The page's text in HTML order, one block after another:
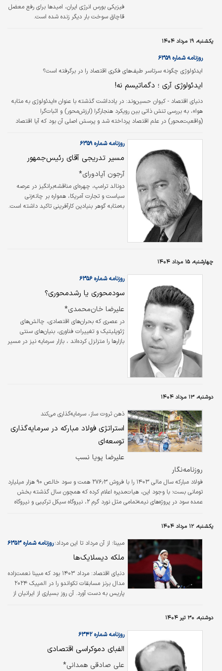
فیزیکی بورس انرژی ایران، امیدها برای رفع معضل
قاچاق سوخت بار دیگر زنده شده است.
یکشنبه، ۱۹ مرداد ۱۴۰۴
ایدئولوژی چگونه سرتاسر طیف‌های فکری اقتصاد را در برگرفته است؟
روزنامه شماره ۶۳۵۹
ایدئولوژی آری ؛ دگماتیسم نه!
دنیای اقتصاد - کیوان حسین‌وند: در یادداشت گذشته با عنوان «ایدئولوژی به مثابه
هوا»، به بررسی تنش ذاتی بین رویکرد هنجارگرا (ارزش‌محور) و اثبات‌گرا
(واقعیت‌محور) در علم اقتصاد پرداخته شد و پرسش اصلی آن بود که آیا اقتصاد
روزنامه شماره ۶۳۵۹
مسیر تدریجی آقای رئیس‌جمهور
آرجون آپادورای*
دونالد ترامپ، چهره‌ای مناقشه‌برانگیز در عرصه
سیاست و تجارت آمریکا، همواره بر چانه‌زنی
به‌مثابه گوهر بنیادین کارآفرینی تاکید داشته است.
چهارشنبه، ۱۵ مرداد ۱۴۰۴
روزنامه شماره ۶۳۵۶
سودمحوری یا رشدمحوری؟
علیرضا خان‌محمدی*
در عصری که بحران‌های اقتصادی، چالش‌های
ژئوپلیتیک و تغییرات فناوری، بنیان‌های سنتی
بازارها را متزلزل کرده‌اند ، بازار سرمایه نیز در مسیر
دوشنبه، ۱۳ مرداد ۱۴۰۴
ذهن ثروت ساز، سرمایه‌گذاری می‌کند
استراتژی فولاد مبارکه در سرمایه‌گذاری
توسعه‌ای
علیرضا پویا نسب
روزنامه‌نگار
فولاد مبارکه سال مالی ۱۴۰۳ را با فروش ۲۷۶٫۳ همت و سود خالص ۹۰ هزار میلیارد
تومانی بست؛ با وجود این، هیات‌مدیره اعلام کرده که همچون سال گذشته بخش
عمده سود در پروژه‌های نیمه‌تمامی مثل نورد گرم ۲، نیروگاه سیکل ترکیبی و نیروگاه
می‌شود.
یکشنبه، ۱۲ مرداد ۱۴۰۴
مبینا؛ از آن مرداد تا این مرداد؛روزنامه شماره ۶۳۵۳
ملکه دیسلایک‌ها
دنیای اقتصاد:
مرداد ۱۴۰۳ بود که مبینا نعمت‌زاده
مدال برنز مسابقات تکواندو را در المپیک ۲۰۲۴
پاریس به دست آورد. آن روز بسیاری از ایرانیان از
دوشنبه، ۳۰ تیر ۱۴۰۴
روزنامه شماره ۶۳۴۲
الفبای دموکراسی اقتصادی
علی صادقی همدانی*